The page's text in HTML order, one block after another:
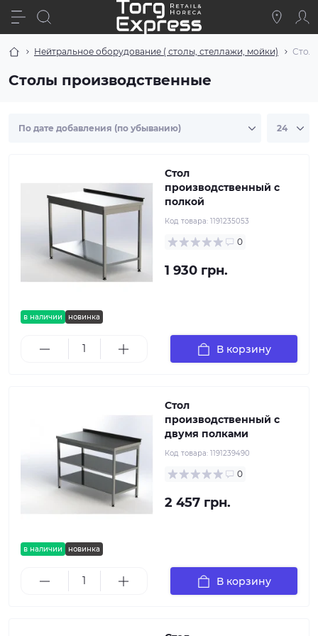
Нейтральное оборудование ( столы, стеллажи, мойки)
Столы производственные
в наличии новинка
Стол
производственный с
полкой
Код товара: 1191235053
0
1 930 грн.
В корзину
в наличии новинка
Стол
производственный с
двумя полками
Код товара: 1191239490
0
2 457 грн.
В корзину